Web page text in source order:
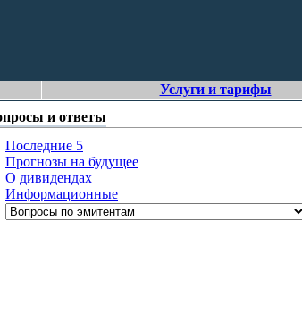
Услуги и тарифы
и ответы
Последние 5
Прогнозы на будущее
О дивидендах
Информационные